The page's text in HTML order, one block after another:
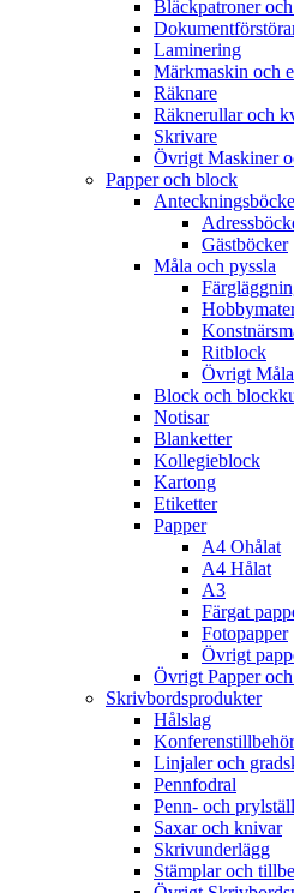
Bläckpatroner
Laminering
Märkmaskin och
Räknare
Räknerullar och
Skrivare
Övrigt Maskiner
Papper och block
Gästböcker
Måla och pyssla
Ritblock
Övrigt
Block och
Notisar
Blanketter
Kollegieblock
Kartong
Etiketter
Papper
A4 Ohålat
A4 Hålat
A3
Färgat
Fotopapper
Övrigt
Övrigt Papper
Skrivbordsprodukter
Hålslag
Konferenstillbehör
Linjaler och
Pennfodral
Penn- och prylställ
Saxar och knivar
Skrivunderlägg
Stämplar och